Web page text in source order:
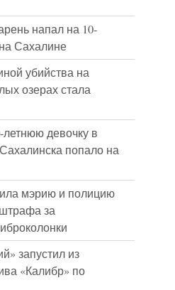
напал на 10-
Сахалине
убийства на
озерах стала
девочку в
попало на
мэрию и полицию
за
запустил из
«Калибр» по